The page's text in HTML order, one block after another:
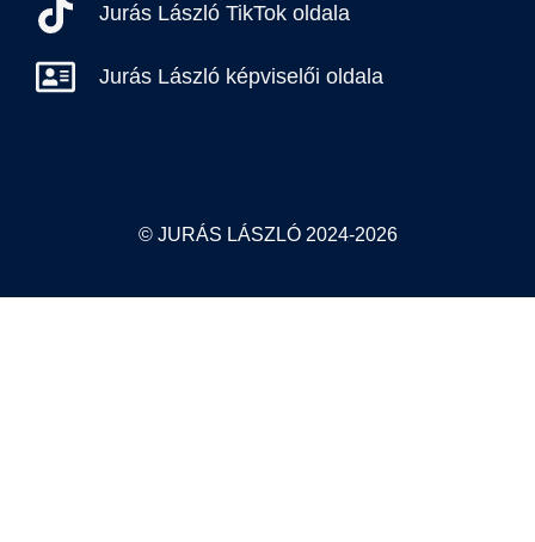
Jurás László képviselői oldala
Jurás László TikTok oldala
© JURÁS LÁSZLÓ 2024-2026